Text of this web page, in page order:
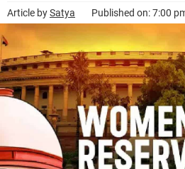
Article bySatya Published on: 7:00